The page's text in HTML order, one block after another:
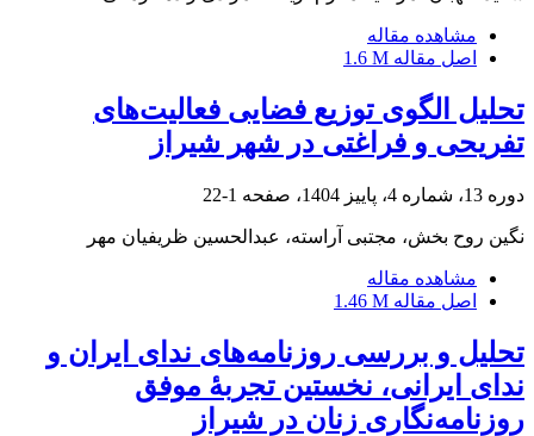
مشاهده مقاله
اصل مقاله 1.6 M
تحلیل الگوی توزیع فضایی فعالیت‌های
تفریحی و فراغتی در شهر شیراز
دوره 13، شماره 4، پاییز 1404، صفحه 1-22
نگین روح بخش، مجتبی آراسته، عبدالحسین ظریفیان مهر
مشاهده مقاله
اصل مقاله 1.46 M
تحلیل و بررسی روزنامه‌های ندای ایران و
ندای ایرانی، نخستین تجربۀ موفق
روزنامه‌نگاری زنان در شیراز